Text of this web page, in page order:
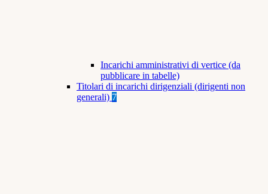
Incarichi amministrativi di vertice (da
pubblicare in tabelle)
Titolari di incarichi dirigenziali (dirigenti non
generali) 7